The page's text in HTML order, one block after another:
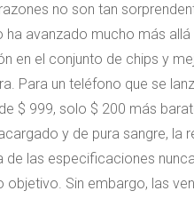
no son tan
ha avanzado mucho más allá
en el conjunto de chips y
Para un teléfono que se
$ 999, solo $ 200 más
y de pura sangre, la
de las especificaciones
objetivo. Sin embargo, las